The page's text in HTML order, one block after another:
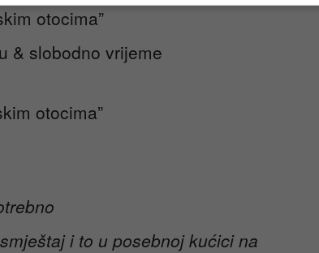
otocima”
& slobodno vrijeme
otocima”
i to u posebnoj kućici na